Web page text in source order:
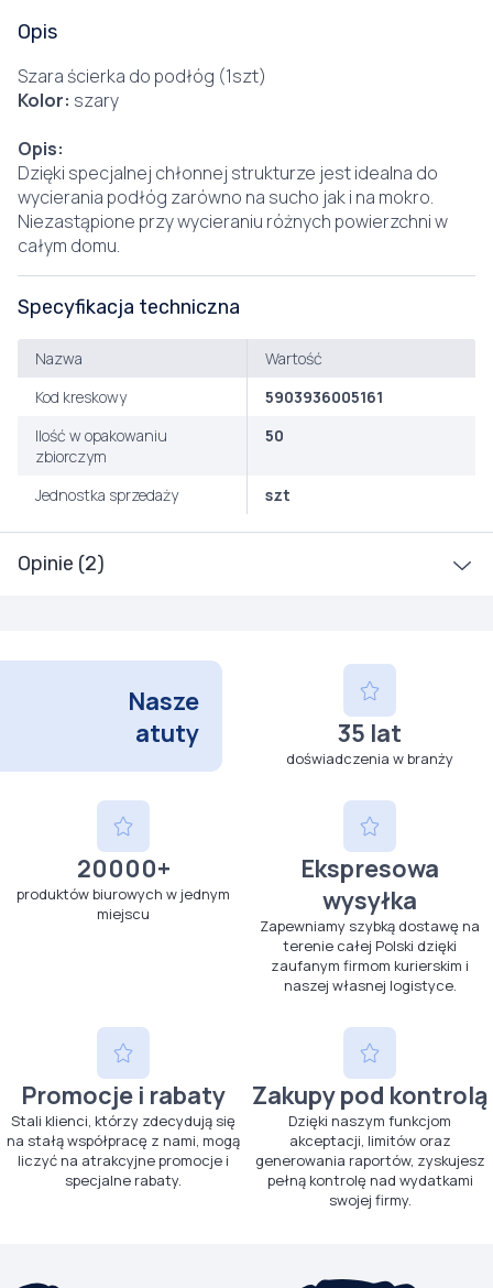
Opinie (2)
Opis
Szara ścierka do podłóg (1szt)
Kolor: szary
Opis:
Dzięki specjalnej chłonnej strukturze jest idealna do
wycierania podłóg zarówno na sucho jak i na mokro.
Niezastąpione przy wycieraniu różnych powierzchni w
całym domu.
Specyfikacja techniczna
Nazwa
Wartość
Kod kreskowy
5903936005161
Ilość w opakowaniu
zbiorczym
50
Jednostka sprzedaży szt
Nasze
atuty
35 lat
doświadczenia w branży
20000+
produktów biurowych w jednym
miejscu
Ekspresowa
wysyłka
Zapewniamy szybką dostawę na
terenie całej Polski dzięki
zaufanym firmom kurierskim i
naszej własnej logistyce.
Promocje i rabaty
Stali klienci, którzy zdecydują się
na stałą współpracę z nami, mogą
liczyć na atrakcyjne promocje i
specjalne rabaty.
Zakupy pod kontrolą
Dzięki naszym funkcjom
akceptacji, limitów oraz
generowania raportów, zyskujesz
pełną kontrolę nad wydatkami
swojej firmy.